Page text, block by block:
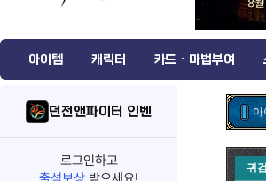
아이템 캐릭터 카드 · 마법부여
던전앤파이터 인벤
로그인하고
아
귀